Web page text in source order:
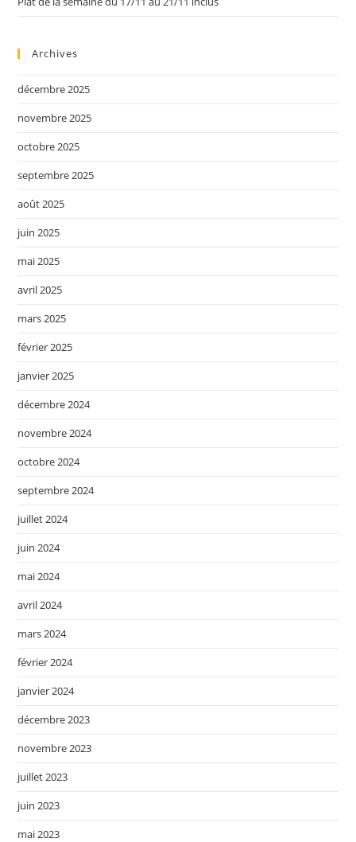
Archives
décembre 2025
novembre 2025
octobre 2025
septembre 2025
août 2025
juin 2025
mai 2025
avril 2025
mars 2025
février 2025
janvier 2025
décembre 2024
novembre 2024
octobre 2024
septembre 2024
juillet 2024
juin 2024
mai 2024
avril 2024
mars 2024
février 2024
janvier 2024
décembre 2023
novembre 2023
juillet 2023
juin 2023
mai 2023